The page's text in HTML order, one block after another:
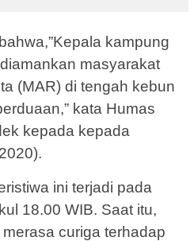
kampung
masyarakat
(MAR) di tengah kebun
kata Humas
kepada kepada
ini terjadi pada
18.00 WIB. Saat itu,
curiga terhadap